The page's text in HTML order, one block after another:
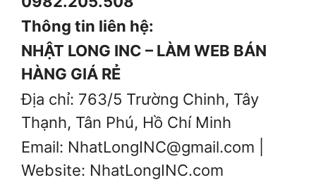
Thông tin liên hệ:
NHẬT LONG INC – LÀM WEB BÁN
HÀNG GIÁ RẺ
Địa chỉ: 763/5 Trường Chinh, Tây
Thạnh, Tân Phú, Hồ Chí Minh
Email: NhatLongINC@gmail.com |
Website: NhatLongINC.com